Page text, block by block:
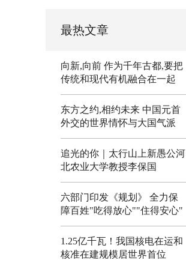
最热文章
向新,向前 作为千年古都,要把
传统和现代有机融合在一起
东方之约,相约未来 中国元首
外交的世界情怀与大国气派
追光的你｜太行山上新愚公河
北农业大学教授李保国
六部门印发《规划》 全力保
障百姓"吃得放心""住得安心"
1.25亿千瓦！我国核电在运和
核准在建规模居世界首位